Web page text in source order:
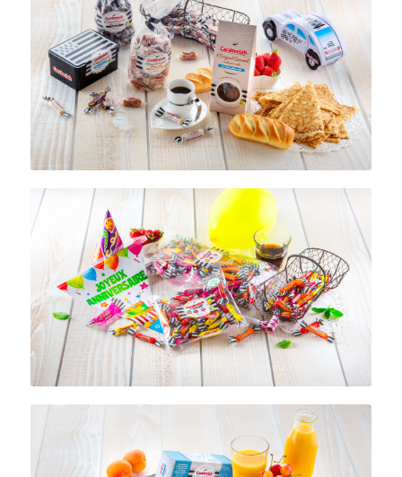
Caramels au beurre
salé
Bonbons fruités
Les Loustiks